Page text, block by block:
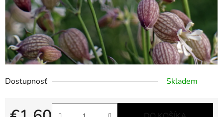
Dostupnosť Skladem